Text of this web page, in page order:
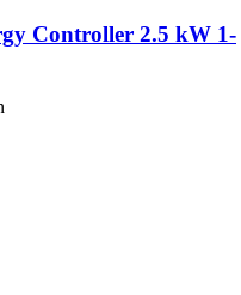
Controller 2.5 kW 1-